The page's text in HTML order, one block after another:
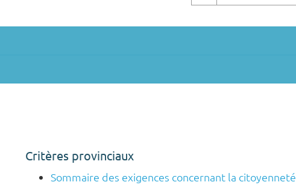
Critères provinciaux
Sommaire des exigences concernant la citoyenneté